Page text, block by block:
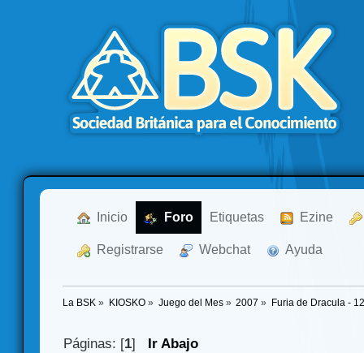
Inicio Foro Etiquetas Ezine
Registrarse Webchat Ayuda
La BSK » KIOSKO» Juego del Mes» 2007 » Furia de Dracula -
Páginas: [1]
Ir Abajo